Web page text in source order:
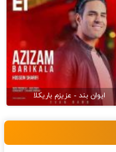
ایوان بند - عزیزم باریکلا